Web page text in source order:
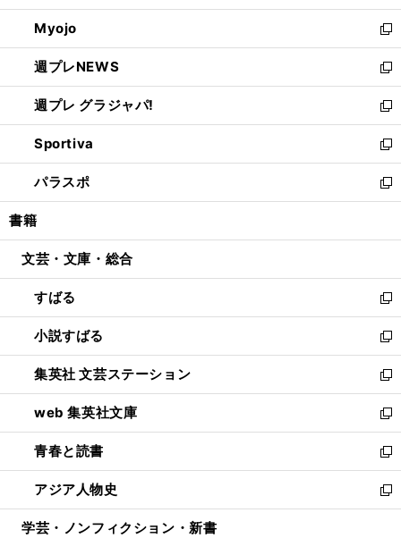
開
く
ウ
で
開
く
ン
ド
ウ
で
開
く
ウ
ィ
ン
ド
ウ
で
開
く
Myojo
新
し
い
ウ
ィ
ン
ド
ウ
で
開
週プレNEWS
新
し
い
ウ
ィ
ン
ド
ウ
開
週プレ グラジャパ!
新
し
い
ウ
ィ
ン
ウ
開
く
Sportiva
新
し
い
ウ
ン
ウ
で
開
く
パラスポ
新
し
ウ
ン
ド
ウ
で
開
く
書籍
文芸・文庫・総合
すばる
新
し
い
ウ
ィ
ン
ド
ウ
で
開
く
小説すばる
新
し
い
ウ
ィ
ン
ド
ウ
で
開
集英社 文芸ステーション
新
し
い
ウ
ィ
ン
ド
ウ
web 集英社文庫
新
し
い
ウ
ィ
ン
青春と読書
新
し
い
ウ
アジア人物史
新
し
学芸・ノンフィクション・新書